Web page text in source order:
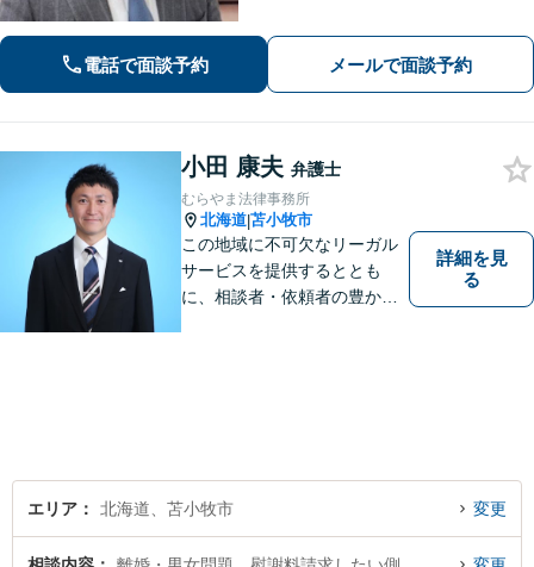
業連携で円滑対応！【分割払いOK】
電話で面談予約 メールで面談予約
小田 康夫 弁護士
むらやま法律事務所
北海道|苫小牧市
この地域に不可欠なリーガル
サービスを提供するととも
に、相談者・依頼者の豊かな
詳細を見
る
エリア 北海道、苫小牧市 変更